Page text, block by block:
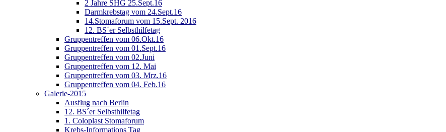
2 Jahre SHG 25.Sept.16
Darmkrebstag vom 24.Sept.16
14.Stomaforum vom 15.Sept. 2016
12. BS´er Selbsthilfetag
Gruppentreffen vom 06.Okt.16
Gruppentreffen vom 01.Sept.16
Gruppentreffen vom 02.Juni
Gruppentreffen vom 12. Mai
Gruppentreffen vom 03. Mrz.16
Gruppentreffen vom 04. Feb.16
Galerie-2015
Ausflug nach Berlin
12. BS´er Selbsthilfetag
1. Coloplast Stomaforum
Krebs-Informations Tag